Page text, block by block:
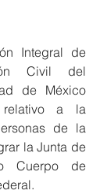
Integral de
Civil del
de México
a la
de la
la Junta de
Cuerpo de